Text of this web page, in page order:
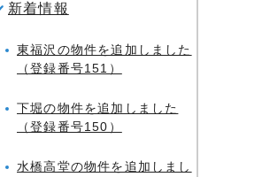
新着情報
東福沢の物件を追加しました
（登録番号151）
下堀の物件を追加しました
（登録番号150）
水橋高堂の物件を追加しまし